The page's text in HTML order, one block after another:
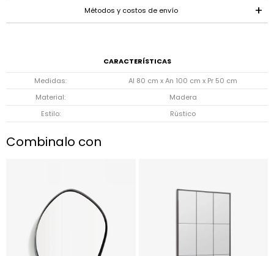
Métodos y costos de envío
CARACTERÍSTICAS
Medidas
Al 80 cm x An 100 cm x Pr 50 cm
Material
Madera
Estilo
Rústico
Combinalo con